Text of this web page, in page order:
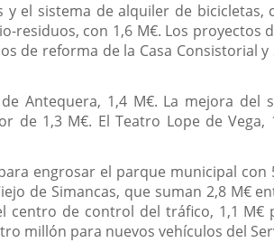
el sistema de alquiler de bicicletas,
residuos, con 1,6 M€. Los proyectos
de reforma de la Casa Consistorial
Antequera, 1,4 M€. La mejora del
1,3 M€. El Teatro Lope de Vega,
engrosar el parque municipal con
de Simancas, que suman 2,8 M€
centro de control del tráfico, 1,1 M€
millón para nuevos vehículos del